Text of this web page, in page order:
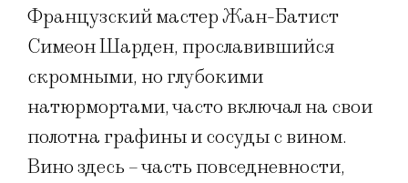
Французский мастер Жан-Батист
Симеон Шарден, прославившийся
скромными, но глубокими
натюрмортами, часто включал на свои
полотна графины и сосуды с вином.
Вино здесь – часть повседневности,